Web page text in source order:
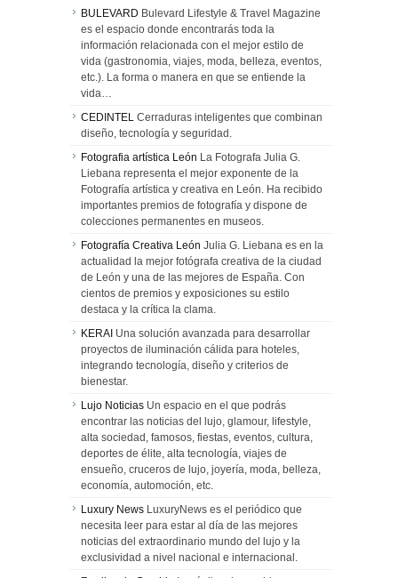
BULEVARD Bulevard Lifestyle & Travel Magazine
es el espacio donde encontrarás toda la
información relacionada con el mejor estilo de
vida (gastronomia, viajes, moda, belleza, eventos,
etc.). La forma o manera en que se entiende la
vida…
CEDINTEL Cerraduras inteligentes que combinan
diseño, tecnología y seguridad.
Fotografia artística León La Fotografa Julia G.
Liebana representa el mejor exponente de la
Fotografía artística y creativa en León. Ha recibido
importantes premios de fotografía y dispone de
colecciones permanentes en museos.
Fotografía Creativa León Julia G. Liebana es en la
actualidad la mejor fotógrafa creativa de la ciudad
de León y una de las mejores de España. Con
cientos de premios y exposiciones su estilo
destaca y la crítica la clama.
KERAI Una solución avanzada para desarrollar
proyectos de iluminación cálida para hoteles,
integrando tecnología, diseño y criterios de
bienestar.
Lujo Noticias Un espacio en el que podrás
encontrar las noticias del lujo, glamour, lifestyle,
alta sociedad, famosos, fiestas, eventos, cultura,
deportes de élite, alta tecnología, viajes de
ensueño, cruceros de lujo, joyería, moda, belleza,
economía, automoción, etc.
Luxury News LuxuryNews es el periódico que
necesita leer para estar al día de las mejores
noticias del extraordinario mundo del lujo y la
exclusividad a nivel nacional e internacional.